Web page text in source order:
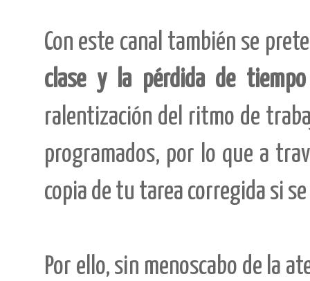
Con este canal también se
clase y la pérdida de
ralentización del ritmo de
programados, por lo que a
copia de tu tarea corregida si
Por ello, sin menoscabo de la